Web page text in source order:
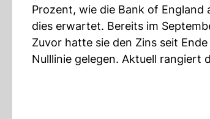
Prozent, wie die Bank of
dies erwartet. Bereits im
Zuvor hatte sie den Zins seit
Nulllinie gelegen. Aktuell rangiert